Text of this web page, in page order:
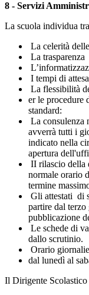
8 - Servizi
La scuola individua
La celerità
La trasparenza
I tempi di
La flessibilità
er le procedure
standard:
La consulenza
avverrà tutti i
indicato nella
apertura
II rilascio della
normale orario
termine
Gli attestati di
partire dal
pubblicazione
Le schede di
dallo scrutinio.
Orario
dal lunedì al
Il Dirigente